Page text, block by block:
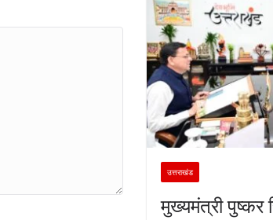
उत्तराखंड
मुख्यमंत्री पुष्कर